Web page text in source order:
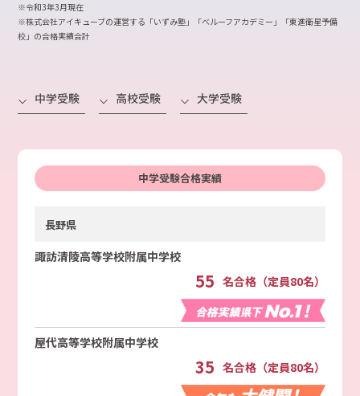
※令和3年3月現在
※株式会社アイキューブの運営する「いずみ塾」「べルーフアカデミー」「東進衛星予備
校」の合格実績合計
中学受験 高校受験 大学受験
中学受験合格実績
長野県
諏訪清陵高等学校附属中学校
55 名合格（定員80名）
屋代高等学校附属中学校
35 名合格（定員80名）